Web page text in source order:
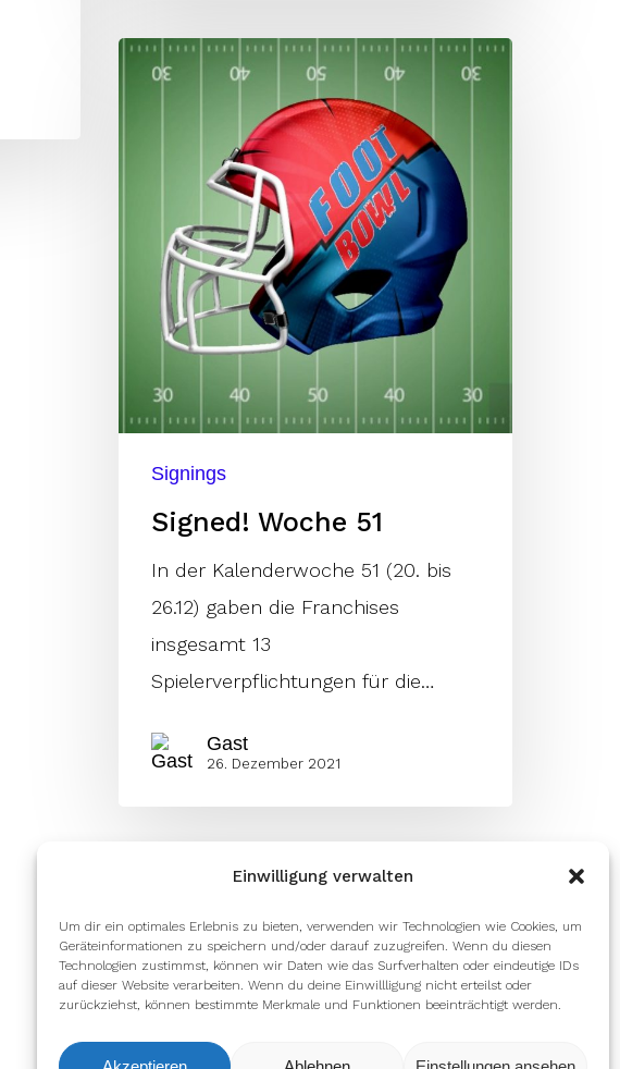
Einwilligung verwalten
Um dir ein optimales Erlebnis zu bieten, verwenden wir Technologien wie Cookies, um
Geräteinformationen zu speichern und/oder darauf zuzugreifen. Wenn du diesen
Technologien zustimmst, können wir Daten wie das Surfverhalten oder eindeutige IDs
auf dieser Website verarbeiten. Wenn du deine Einwillligung nicht erteilst oder
zurückziehst, können bestimmte Merkmale und Funktionen beeinträchtigt werden.
Signed!
Signings
Signed! Woche 51
In der Kalenderwoche 51 (20. bis
26.12) gaben die Franchises
insgesamt 13
Spielerverpflichtungen für die…
Gast
26. Dezember 2021